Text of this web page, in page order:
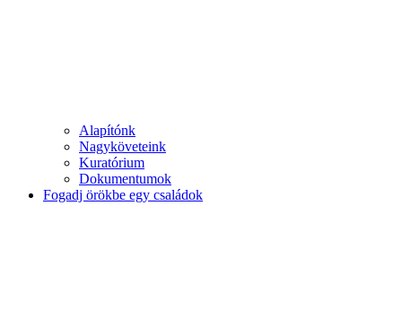
Alapítónk
Nagyköveteink
Kuratórium
Dokumentumok
Fogadj örökbe egy családok